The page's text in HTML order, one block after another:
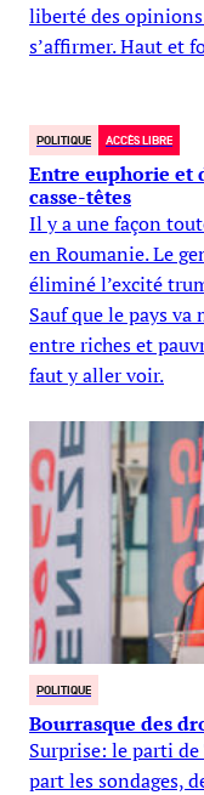
liberté des
s’affirmer. Haut et
POLITIQUE ACCÈS LIBRE
Entre euphorie et
casse-têtes
Il y a une façon
en Roumanie. Le
éliminé l’excité
Sauf que le pays
entre riches et
faut y aller voir.
POLITIQUE
Bourrasque des
Surprise: le parti
part les sondages,